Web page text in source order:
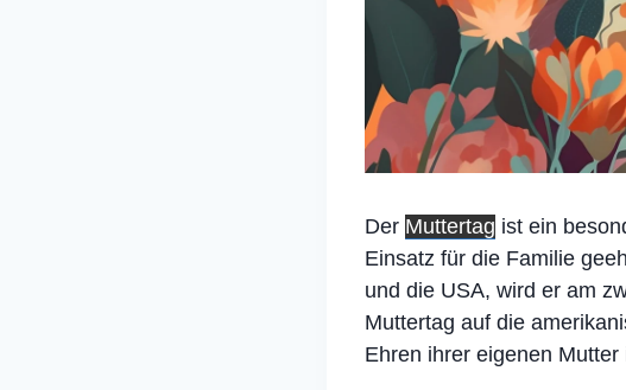
Der Muttertag ist ein
Einsatz für die Familie
und die USA, wird er am
Muttertag auf die
Ehren ihrer eigenen Mutter